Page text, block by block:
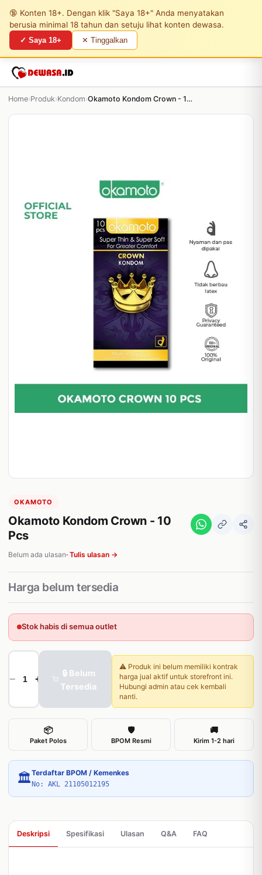
🔞 Konten 18+. Dengan klik "Saya 18+" Anda menyatakan
berusia minimal 18 tahun dan setuju lihat konten dewasa.
✓ Saya 18+ ✕ Tinggalkan
Home›Produk›Kondom› Okamoto Kondom Crown - 10 Pcs
OKAMOTO
Okamoto Kondom Crown - 10
Pcs
Belum ada ulasan· Tulis ulasan →
Harga belum tersedia
Stok habis di semua outlet
− +
🔒 Belum
Tersedia
⚠️ Produk ini belum memiliki kontrak
harga jual aktif untuk storefront ini.
Hubungi admin atau cek kembali
nanti.
📦
Paket Polos
🛡
BPOM Resmi
🚚
Kirim 1-2 hari
🏛Terdaftar BPOM / Kemenkes
No: AKL 21105012195
Deskripsi Spesifikasi Ulasan Q&A FAQ